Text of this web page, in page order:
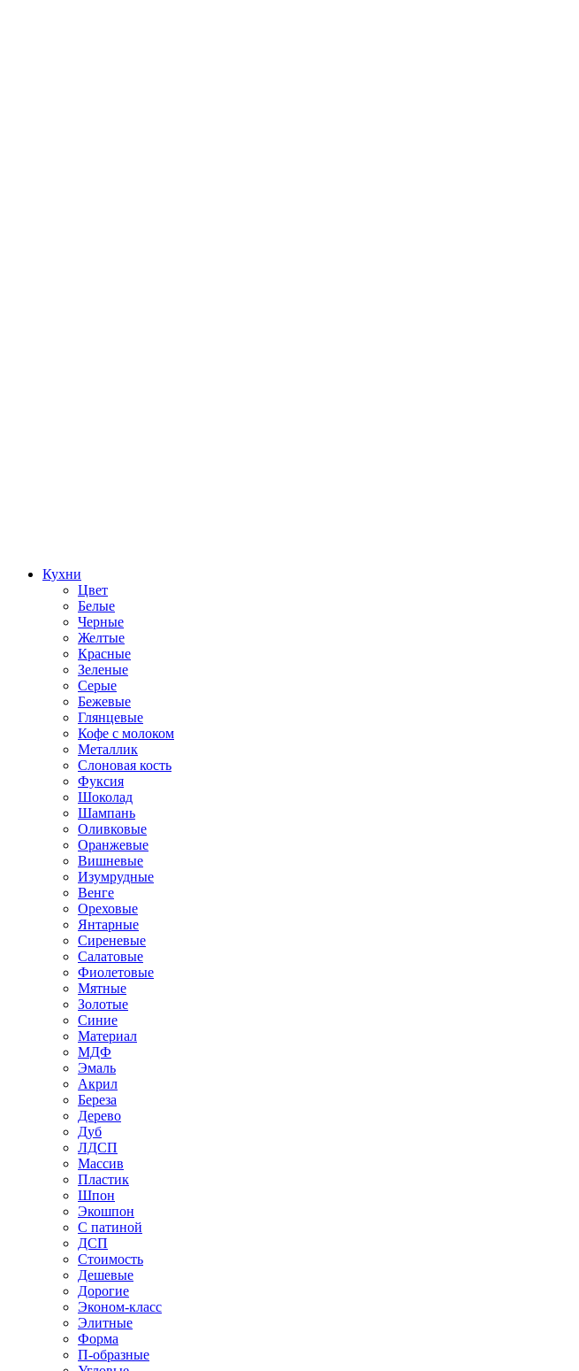
Кухни
Цвет
Белые
Черные
Желтые
Красные
Зеленые
Серые
Бежевые
Глянцевые
Кофе с молоком
Металлик
Слоновая кость
Фуксия
Шоколад
Шампань
Оливковые
Оранжевые
Вишневые
Изумрудные
Венге
Ореховые
Янтарные
Сиреневые
Салатовые
Фиолетовые
Мятные
Золотые
Синие
Материал
МДФ
Эмаль
Акрил
Береза
Дерево
Дуб
ЛДСП
Массив
Пластик
Шпон
Экошпон
С патиной
ДСП
Стоимость
Дешевые
Дорогие
Эконом-класс
Элитные
Форма
П-образные